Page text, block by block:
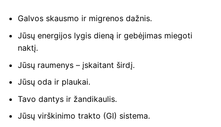
Galvos skausmo ir migrenos dažnis.
Jūsų energijos lygis dieną ir gebėjimas miegoti
naktį.
Jūsų raumenys – įskaitant širdį.
Jūsų oda ir plaukai.
Tavo dantys ir žandikaulis.
Jūsų virškinimo trakto (GI) sistema.